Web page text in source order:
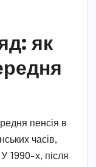
як
пенсія в
часів,
1990-х, після